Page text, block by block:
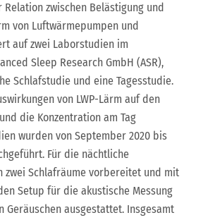
zwischen Belästigung und
von Luftwärmepumpen und
auf zwei Laborstudien im
Sleep Research GmbH (ASR),
Schlafstudie und eine Tagesstudie.
von LWP-Lärm auf den
die Konzentration am Tag
wurden von September 2020 bis
Für die nächtliche
zwei Schlafräume vorbereitet und mit
Setup für die akustische Messung
Geräuschen ausgestattet. Insgesamt